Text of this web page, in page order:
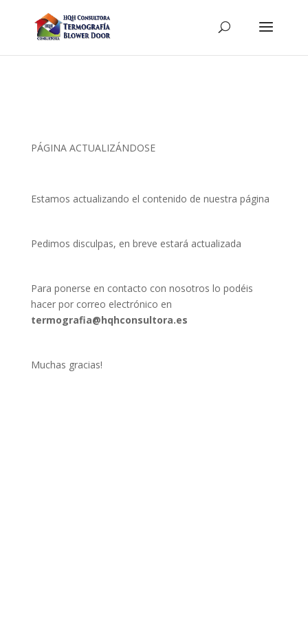
PÁGINA ACTUALIZÁNDOSE
Estamos actualizando el contenido de nuestra página
Pedimos disculpas, en breve estará actualizada
Para ponerse en contacto con nosotros lo podéis
hacer por correo electrónico en
termografia@hqhconsultora.es
Muchas gracias!